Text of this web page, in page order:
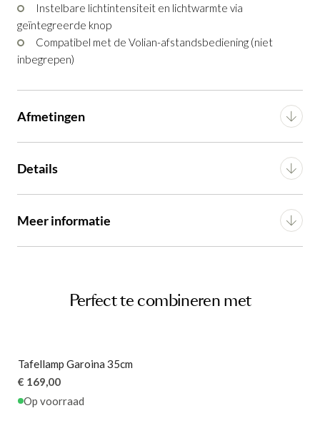
Instelbare lichtintensiteit en lichtwarmte via
geïntegreerde knop
Compatibel met de Volian-afstandsbediening (niet
inbegrepen)
Afmetingen
Diepte 35 cm
Hoogte
Details
Artikel G16550079706
Meer informatie
Perfect te combineren met
Tafellamp Garoina 35cm
€ 169,00
Op voorraad
€ 169,00
GA NAAR WINKELMANDJE
€ 135,00
GA NAAR WINKELMANDJE